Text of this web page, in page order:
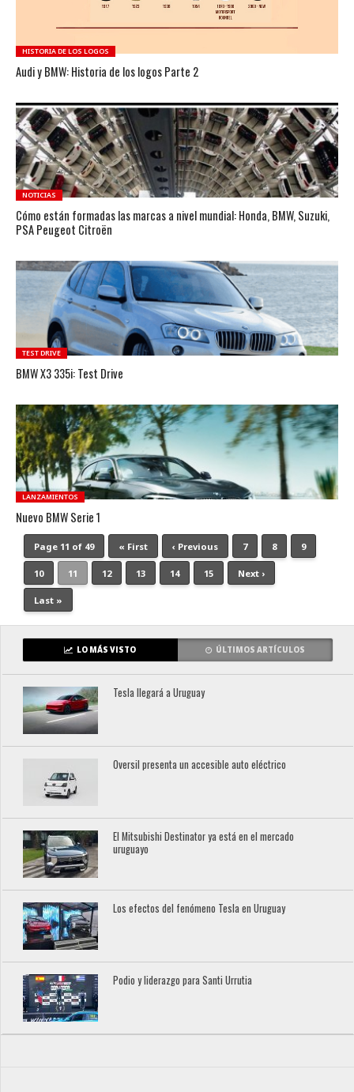
HISTORIA DE LOS LOGOS
Audi y BMW: Historia de los logos Parte 2
NOTICIAS
Cómo están formadas las marcas a nivel mundial: Honda, BMW, Suzuki,
PSA Peugeot Citroën
TEST DRIVE
BMW X3 335i: Test Drive
LANZAMIENTOS
Nuevo BMW Serie 1
Page 11 of 49 « First ‹ Previous 7 8 9
10 11 12 13 14 15 Next ›
Last »
LO MÁS VISTO ÚLTIMOS ARTÍCULOS
Tesla llegará a Uruguay
Oversil presenta un accesible auto eléctrico
El Mitsubishi Destinator ya está en el mercado
uruguayo
Los efectos del fenómeno Tesla en Uruguay
Podio y liderazgo para Santi Urrutia